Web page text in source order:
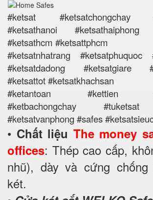
#ketsat #ketsatchongchay
#ketsathanoi #ketsathaiphong
#ketsathcm #ketsattphcm
#ketsatnhatrang #ketsatphuquoc
#ketsatdadong #ketsatgiare
#ketsattot #ketsatkhachsan
#ketantoan #kettien
#ketbachongchay #tuketsat
#ketsatvanphong #safes
• Chất liệu The money
offices: Thép cao cấp,
nhũ), dày và cứng chống
két.